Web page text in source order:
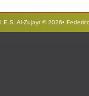
I.E.S. Al-Zujayr © 2026•